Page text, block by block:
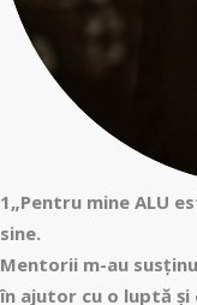
1„Pentru mine ALU
sine.
Mentorii m-au
în ajutor cu o luptă și